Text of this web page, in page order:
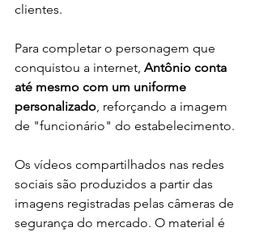
clientes.
Para completar o personagem que
conquistou a internet, Antônio conta
até mesmo com um uniforme
personalizado , reforçando a imagem
de "funcionário" do estabelecimento.
Os vídeos compartilhados nas redes
sociais são produzidos a partir das
imagens registradas pelas câmeras de
segurança do mercado. O material é